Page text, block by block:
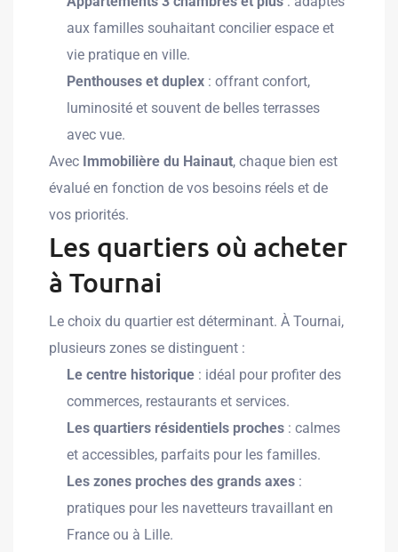
aux familles souhaitant concilier espace et
vie pratique en ville.
Penthouses et duplex : offrant confort,
luminosité et souvent de belles terrasses
avec vue.
Avec Immobilière du Hainaut, chaque bien est
évalué en fonction de vos besoins réels et de
vos priorités.
Les quartiers où acheter
à Tournai
Le choix du quartier est déterminant. À Tournai,
plusieurs zones se distinguent :
Le centre historique : idéal pour profiter des
commerces, restaurants et services.
Les quartiers résidentiels proches : calmes
et accessibles, parfaits pour les familles.
Les zones proches des grands axes :
pratiques pour les navetteurs travaillant en
France ou à Lille.